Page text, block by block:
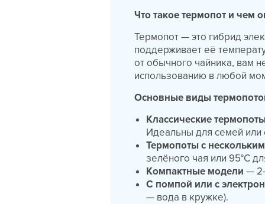
Что такое термопот и чем
Термопот — это гибрид
поддерживает её
от обычного чайника, вам
использованию в любой
Основные виды
Классические
Идеальны для семей
Термопоты с
зелёного чая или 95°C
Компактные модели —
С помпой или с
— вода в кружке).